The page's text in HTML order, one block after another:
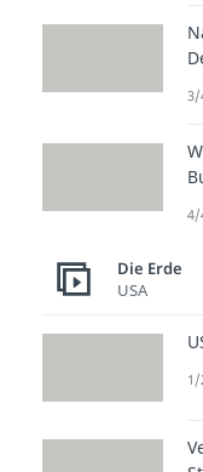
den
dem
3/
4/
Die Erde
USA
1/